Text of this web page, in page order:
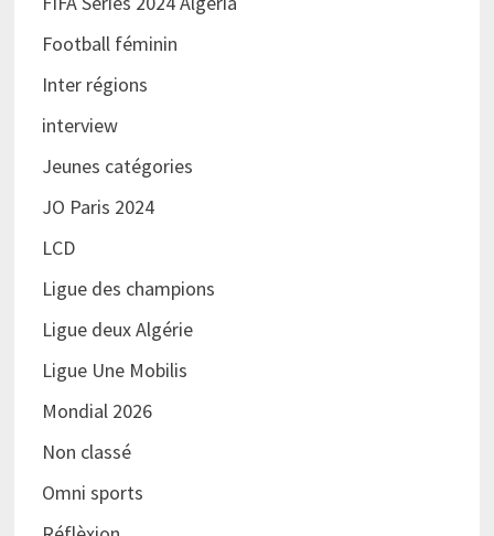
Football féminin
Inter régions
interview
Jeunes catégories
JO Paris 2024
LCD
Ligue des champions
Ligue deux Algérie
Ligue Une Mobilis
Mondial 2026
Non classé
Omni sports